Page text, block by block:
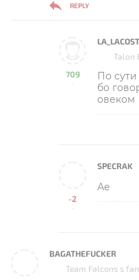
REPLY
709
-
Talon
По сути
бо
овеком
-2
-
SPECRAK
Ае
BAGATHEFUCKER
Team Falcons s fan